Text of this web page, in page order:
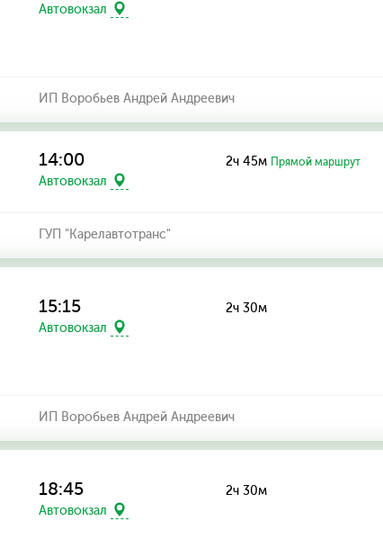
Автовокзал
ИП Воробьев Андрей Андреевич
14:00
Автовокзал
2ч 45м Прямой маршрут
ГУП "Карелавтотранс"
15:15
Автовокзал
2ч 30м
ИП Воробьев Андрей Андреевич
18:45
Автовокзал
2ч 30м